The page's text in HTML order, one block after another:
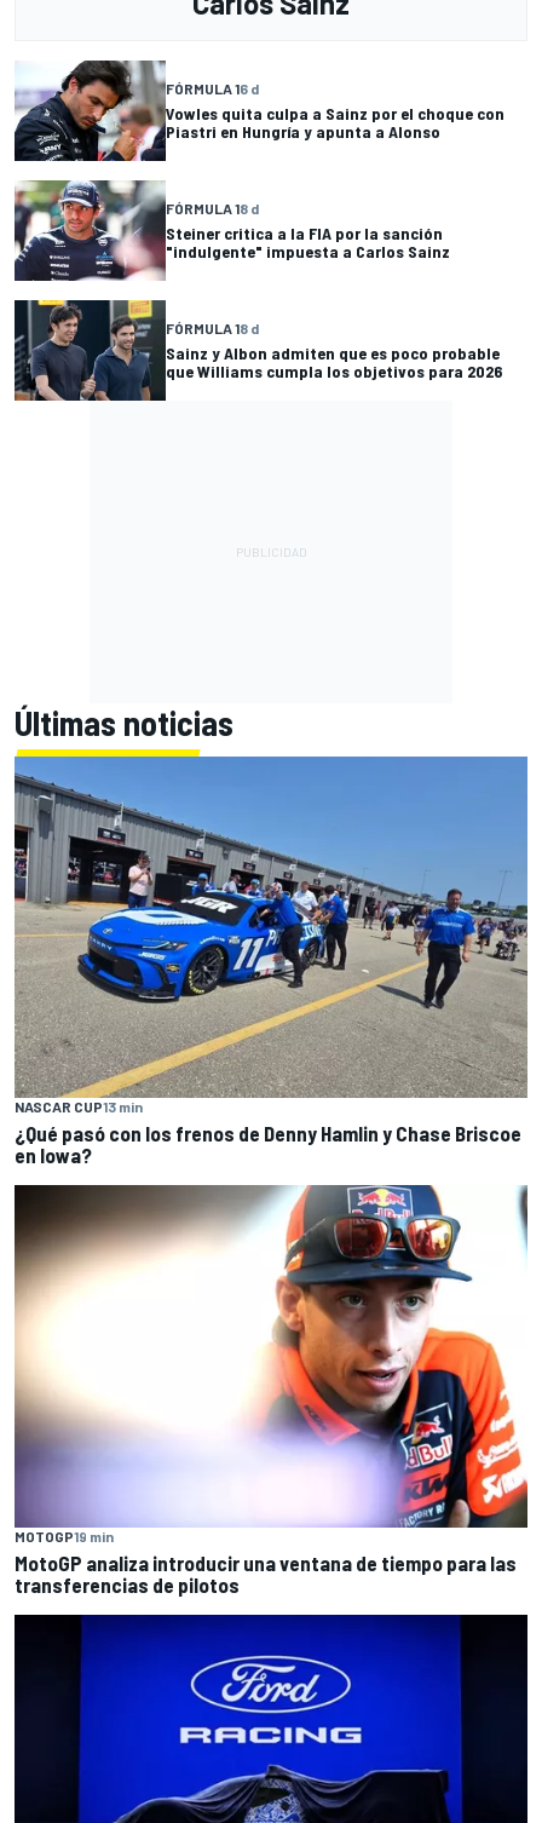
FÓRMULA 16 d
Vowles quita culpa a Sainz por el choque con
Piastri en Hungría y apunta a Alonso
FÓRMULA 18 d
Steiner critica a la FIA por la sanción
"indulgente" impuesta a Carlos Sainz
FÓRMULA 18 d
Sainz y Albon admiten que es poco probable
que Williams cumpla los objetivos para 2026
Últimas noticias
NASCAR CUP13 min
¿Qué pasó con los frenos de Denny Hamlin y Chase Briscoe
en Iowa?
MOTOGP19 min
MotoGP analiza introducir una ventana de tiempo para las
transferencias de pilotos